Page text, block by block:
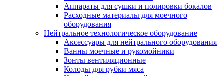
Аппараты для сушки и полировки бокалов
Расходные материалы для моечного
оборудования
Нейтральное технологическое оборудование
Аксессуары для нейтрального оборудования
Ванны моечные и рукомойники
Зонты вентиляционные
Колоды для рубки мяса